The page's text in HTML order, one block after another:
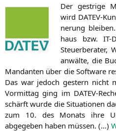
Der gest­ri­ge
wird DATEV-
ne­rung
haus bzw. IT-
Steu­er­be­ra­ter,
an­wäl­te, die
Man­dan­ten über die Soft­ware
Das war jedoch gestern nicht
Vor­mit­tag ging im DATEV-
schärft wur­de die Situa­tio­nen
zum 10. des Monats ihre
abge­ge­ben haben müs­sen. (…)